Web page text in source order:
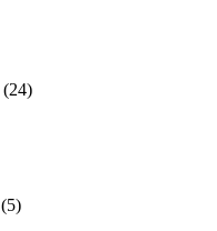
(24)
(5)